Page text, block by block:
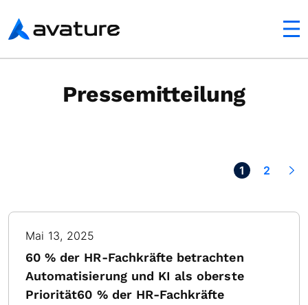
Avature
Pressemitteilung
1 2
Next >
Mai 13, 2025
60 % der HR-Fachkräfte betrachten
Automatisierung und KI als oberste
Priorität60 % der HR-Fachkräfte